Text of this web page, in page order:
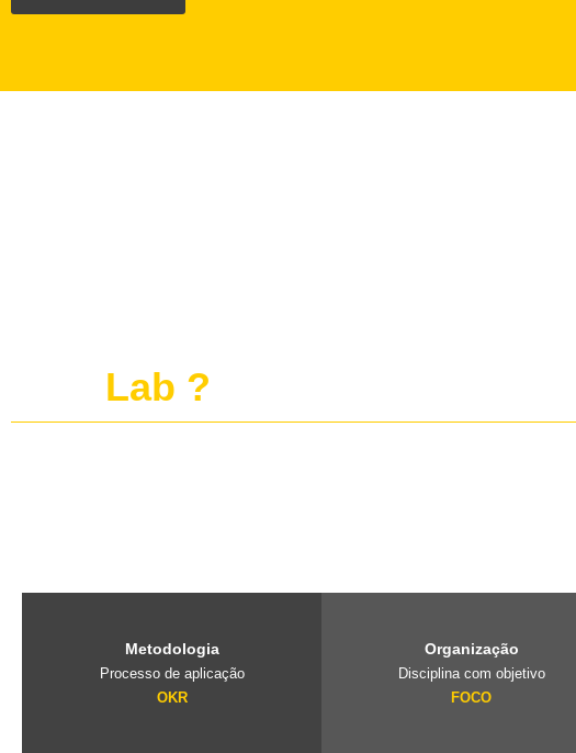
Lab ?
Metodologia
Processo de aplicação
OKR
Organização
Disciplina com objetivo
FOCO